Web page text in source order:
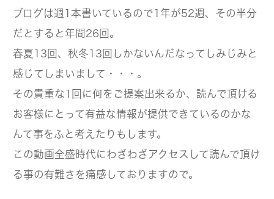
ブログは週1本書いているので1年が52週、その半分
だとすると年間26回。
春夏13回、秋冬13回しかないんだなってしみじみと
感じてしまいまして・・・。
その貴重な1回に何をご提案出来るか、読んで頂ける
お客様にとって有益な情報が提供できているのかな
んて事をふと考えたりもします。
この動画全盛時代にわざわざアクセスして読んで頂け
る事の有難さを痛感しておりますので。